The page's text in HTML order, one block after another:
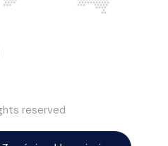
reserved